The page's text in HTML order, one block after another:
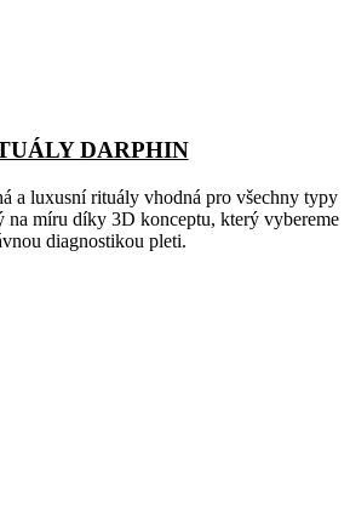
DARPHIN
a luxusní rituály vhodná pro všechny typy
na míru díky 3D konceptu, který vybereme
diagnostikou pleti.